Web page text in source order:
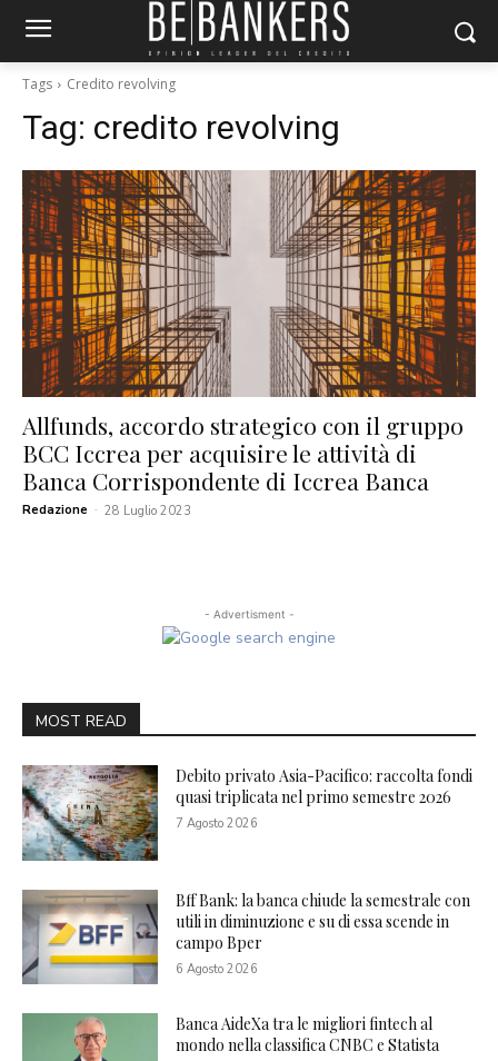
Tags Credito revolving
Tag: credito revolving
Allfunds, accordo strategico con il gruppo
BCC Iccrea per acquisire le attività di
Banca Corrispondente di Iccrea Banca
Redazione - 28 Luglio 2023
- Advertisment -
MOST READ
Debito privato Asia-Pacifico: raccolta fondi
quasi triplicata nel primo semestre 2026
7 Agosto 2026
Bff Bank: la banca chiude la semestrale con
utili in diminuzione e su di essa scende in
campo Bper
6 Agosto 2026
Banca AideXa tra le migliori fintech al
mondo nella classifica CNBC e Statista